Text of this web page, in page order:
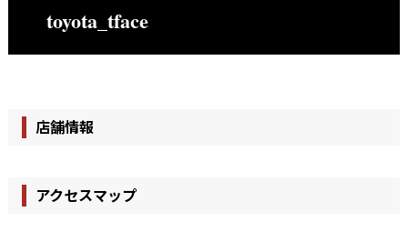
toyota_tface
店舗情報
アクセスマップ